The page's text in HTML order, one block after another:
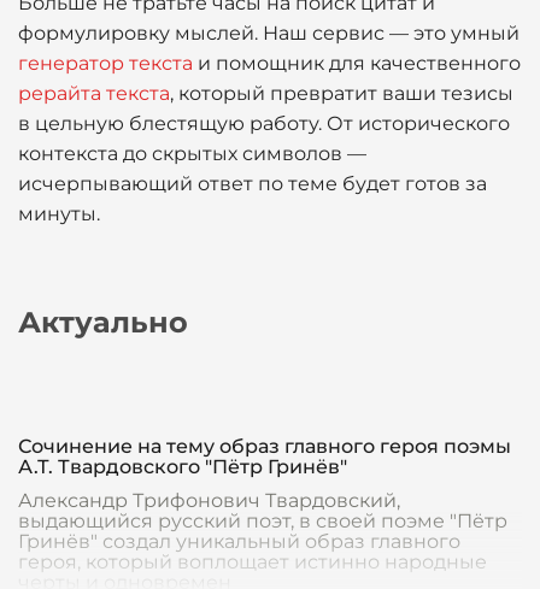
формулировку мыслей. Наш сервис — это умный
генератор текста и помощник для качественного
рерайта текста, который превратит ваши тезисы
в цельную блестящую работу. От исторического
контекста до скрытых символов —
исчерпывающий ответ по теме будет готов за
минуты.
Актуально
Сочинение на тему образ главного героя поэмы
А.Т. Твардовского "Пётр Гринёв"
Александр Трифонович Твардовский,
выдающийся русский поэт, в своей поэме "Пётр
Гринёв" создал уникальный образ главного
героя, который воплощает истинно народные